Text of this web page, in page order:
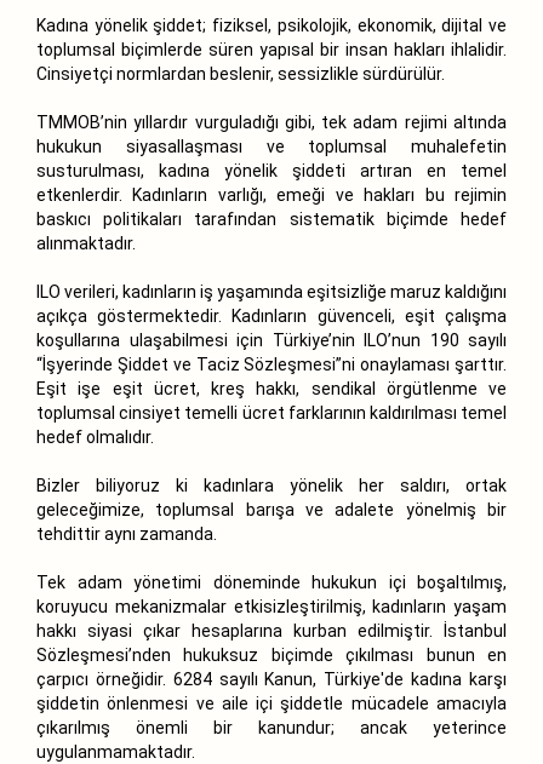
Kadına yönelik şiddet; fiziksel, psikolojik, ekonomik, dijital ve
toplumsal biçimlerde süren yapısal bir insan hakları ihlalidir.
Cinsiyetçi normlardan beslenir, sessizlikle sürdürülür.
TMMOB’nin yıllardır vurguladığı gibi, tek adam rejimi altında
hukukun siyasallaşması ve toplumsal muhalefetin
susturulması, kadına yönelik şiddeti artıran en temel
etkenlerdir. Kadınların varlığı, emeği ve hakları bu rejimin
baskıcı politikaları tarafından sistematik biçimde hedef
alınmaktadır.
ILO verileri, kadınların iş yaşamında eşitsizliğe maruz kaldığını
açıkça göstermektedir. Kadınların güvenceli, eşit çalışma
koşullarına ulaşabilmesi için Türkiye’nin ILO’nun 190 sayılı
“İşyerinde Şiddet ve Taciz Sözleşmesi”ni onaylaması şarttır.
Eşit işe eşit ücret, kreş hakkı, sendikal örgütlenme ve
toplumsal cinsiyet temelli ücret farklarının kaldırılması temel
hedef olmalıdır.
Bizler biliyoruz ki kadınlara yönelik her saldırı, ortak
geleceğimize, toplumsal barışa ve adalete yönelmiş bir
tehdittir aynı zamanda.
Tek adam yönetimi döneminde hukukun içi boşaltılmış,
koruyucu mekanizmalar etkisizleştirilmiş, kadınların yaşam
hakkı siyasi çıkar hesaplarına kurban edilmiştir. İstanbul
Sözleşmesi’nden hukuksuz biçimde çıkılması bunun en
çarpıcı örneğidir. 6284 sayılı Kanun, Türkiye'de kadına karşı
şiddetin önlenmesi ve aile içi şiddetle mücadele amacıyla
çıkarılmış önemli bir kanundur; ancak yeterince
uygulanmamaktadır.